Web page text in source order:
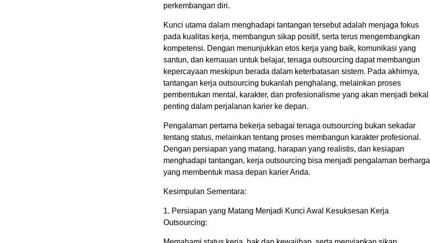
perkembangan diri.
Kunci utama dalam menghadapi tantangan tersebut adalah menjaga fokus
pada kualitas kerja, membangun sikap positif, serta terus mengembangkan
kompetensi. Dengan menunjukkan etos kerja yang baik, komunikasi yang
santun, dan kemauan untuk belajar, tenaga outsourcing dapat membangun
kepercayaan meskipun berada dalam keterbatasan sistem. Pada akhirnya,
tantangan kerja outsourcing bukanlah penghalang, melainkan proses
pembentukan mental, karakter, dan profesionalisme yang akan menjadi bekal
penting dalam perjalanan karier ke depan.
Pengalaman pertama bekerja sebagai tenaga outsourcing bukan sekadar
tentang status, melainkan tentang proses membangun karakter profesional.
Dengan persiapan yang matang, harapan yang realistis, dan kesiapan
menghadapi tantangan, kerja outsourcing bisa menjadi pengalaman berharga
yang membentuk masa depan karier Anda.
Kesimpulan Sementara:
1.⁠ ⁠Persiapan yang Matang Menjadi Kunci Awal Kesuksesan Kerja
Outsourcing: